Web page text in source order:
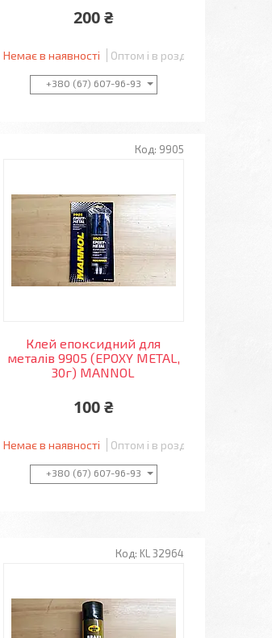
200 ₴
Немає в наявності Оптом і в роздріб
+380 (67) 607-96-93
9905
Клей епоксидний для
металів 9905 (EPOXY METAL,
30г) MANNOL
100 ₴
Немає в наявності Оптом і в роздріб
+380 (67) 607-96-93
KL 32964